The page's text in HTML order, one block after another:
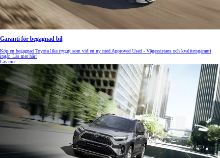
Garanti för begagnad bil
Köp en begagnad Toyota lika tryggt som vid en ny med Approved Used - Vägassistans och kvalitetsgaranti
ingår. Läs mer här!
Läs mer